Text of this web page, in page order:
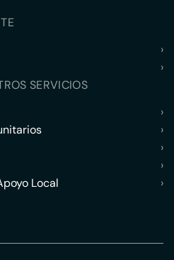
›
›
SERVICIOS
›
›
›
›
Local
›